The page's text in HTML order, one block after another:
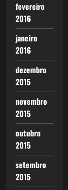
fevereiro
2016
janeiro
2016
dezembro
2015
novembro
2015
outubro
2015
setembro
2015